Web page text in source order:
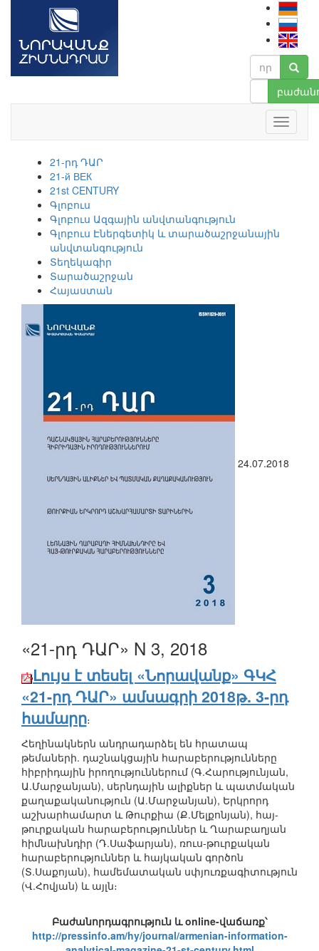
21-րդ ԴԱՐ
21-й ВЕК
21st CENTURY
Գլոբուս
Գլոբուս Ազգային անվտանգություն
Գլոբուս Էներգետիկ և տարածաշրջանային
անվտանգություն
Տեղեկագիր
Տարածաշրջան
Հայաստան
24.07.2018
«21-րդ ԴԱՐ» N 3, 2018
Լույս է տեսել «Նորավանք» ԳԿՀ
«21-րդ ԴԱՐ» ամսագրի 2018թ. 3-րդ
համարը։
Հեղինակներն անդրադարձել են հրատապ
թեմաների. դաշնակցային հարաբերությունները
հիբրիդային իրողություններում (Գ.Հարությունյան,
Ա.Մարջանյան), սերնդային ալիքներ և պատմական
քաղաքականություն (Ա.Մարջանյան), Երկրորդ
աշխարհամարտ և Թուրքիա (Ք.Մելքոնյան), հայ-
թուրքական հարաբերություններ և Ղարաբաղյան
հիմնախնդիր (Դ.Սաֆարյան), ռուս-թուրքական
հարաբերություններ և հայկական գործոն
(Տ.Սաքոյան), համեմատական սփյուռքագիտություն
(Վ.Հովյան) և այլն։
Բաժանորդագրություն և online-վաճառք՝
http://pressinfo.am/hy/journal/armenian-information-